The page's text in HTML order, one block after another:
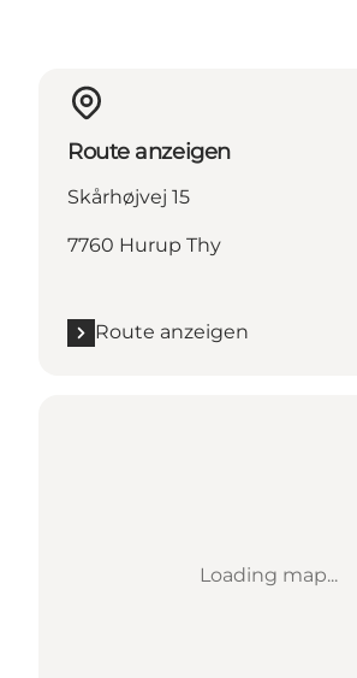
Route anzeigen
Skårhøjvej 15
7760 Hurup Thy
Route anzeigen
Loading map...